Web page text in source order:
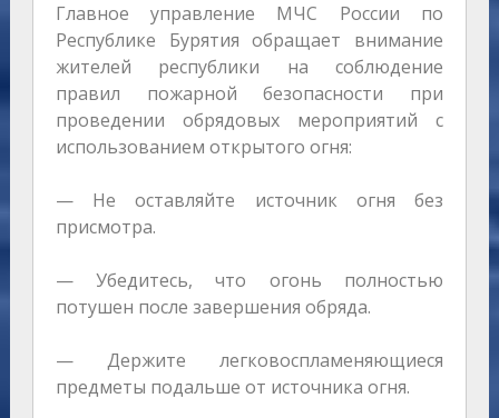
Главное управление МЧС России по
Республике Бурятия обращает внимание
жителей республики на соблюдение
правил пожарной безопасности при
проведении обрядовых мероприятий с
использованием открытого огня:
— Не оставляйте источник огня без
присмотра.
— Убедитесь, что огонь полностью
потушен после завершения обряда.
— Держите легковоспламеняющиеся
предметы подальше от источника огня.